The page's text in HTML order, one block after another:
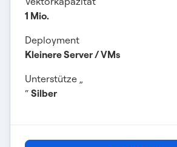
1 Mio.
Deployment
Kleinere Server / VMs
Unterstütze „
“ Silber